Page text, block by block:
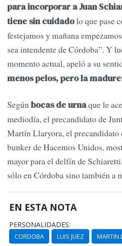
para incorporar a Juan
tiene sin cuidadolo que pase
festejamos y mañana
sea intendente de Córdoba”. Y
momento actual, apeló a su
menos pelos, pero la
Segúnbocas de urnaque le
mediodía, el precandidato de
Martín Llaryora, el
bunker de Hacemos Unidos,
mayor para el delfín de
sólo en Córdoba sino también a
EN ESTA NOTA
PERSONALIDADES:
CORDOBA LUIS JUEZ MARTIN